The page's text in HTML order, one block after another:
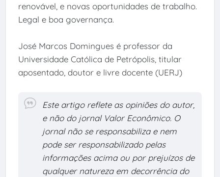
renovável, e novas oportunidades de trabalho.
Legal e boa governança.
José Marcos Domingues é professor da
Universidade Católica de Petrópolis, titular
aposentado, doutor e livre docente (UERJ)
Este artigo reflete as opiniões do autor,
e não do jornal Valor Econômico. O
jornal não se responsabiliza e nem
pode ser responsabilizado pelas
informações acima ou por prejuízos de
qualquer natureza em decorrência do